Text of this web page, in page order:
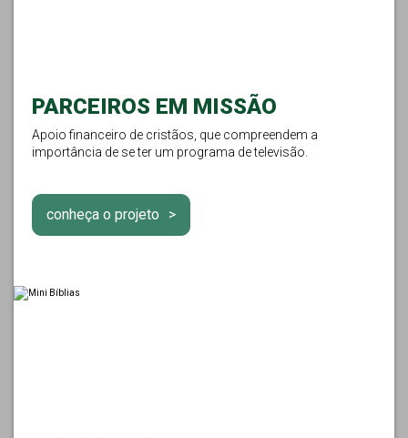
PARCEIROS EM MISSÃO
Apoio financeiro de cristãos, que compreendem a
importância de se ter um programa de televisão.
conheça o projeto